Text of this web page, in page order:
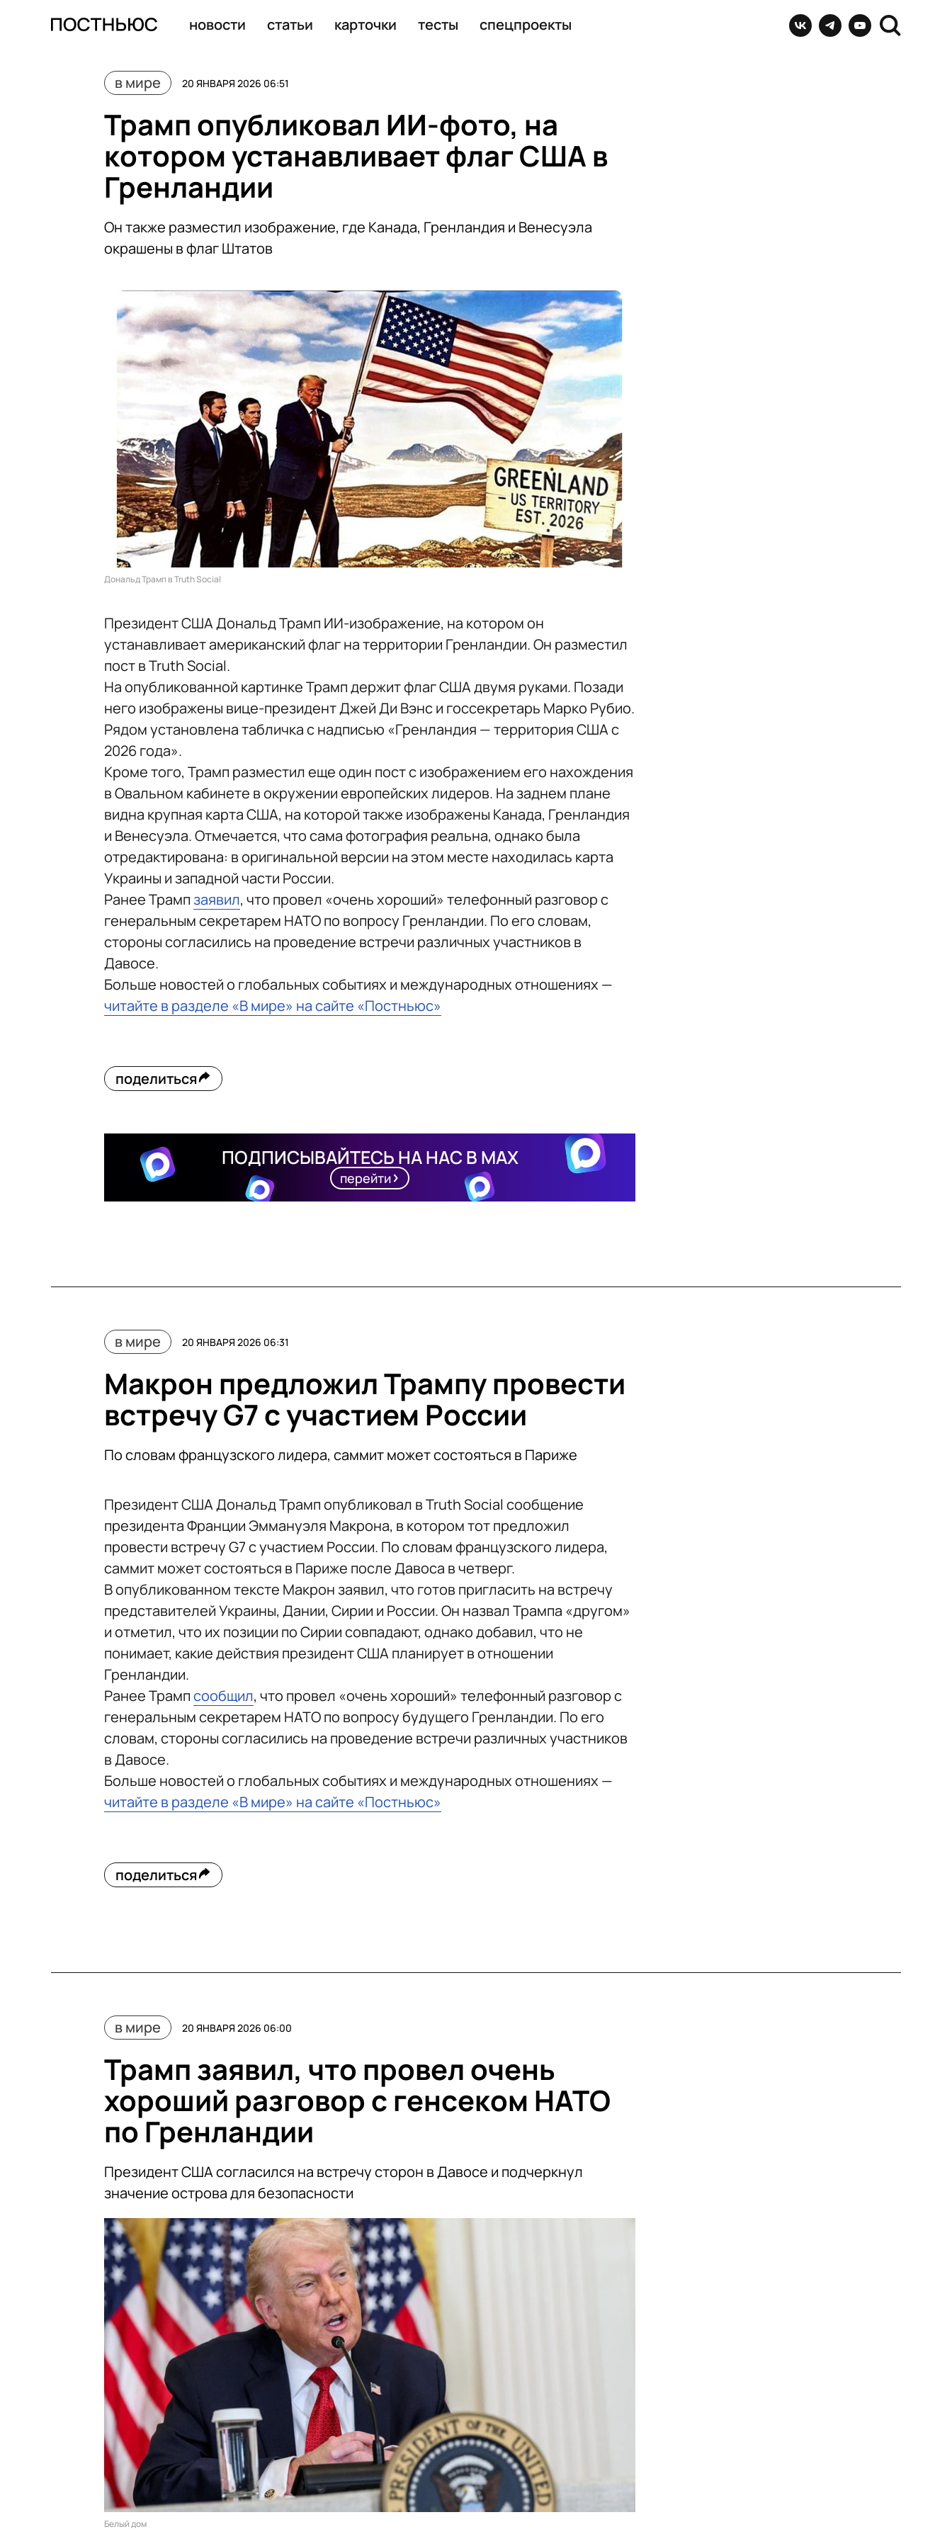
новости статьи карточки тесты спецпроекты
в мире 20 ЯНВАРЯ 2026 06:51
Трамп опубликовал ИИ-фото, на
котором устанавливает флаг США в
Гренландии
Он также разместил изображение, где Канада, Гренландия и Венесуэла
окрашены в флаг Штатов
Дональд Трамп в Truth Social
Президент США Дональд Трамп ИИ-изображение, на котором он
устанавливает американский флаг на территории Гренландии. Он разместил
пост в Truth Social.
На опубликованной картинке Трамп держит флаг США двумя руками. Позади
него изображены вице-президент Джей Ди Вэнс и госсекретарь Марко Рубио.
Рядом установлена табличка с надписью «Гренландия — территория США с
2026 года».
Кроме того, Трамп разместил еще один пост с изображением его нахождения
в Овальном кабинете в окружении европейских лидеров. На заднем плане
видна крупная карта США, на которой также изображены Канада, Гренландия
и Венесуэла. Отмечается, что сама фотография реальна, однако была
отредактирована: в оригинальной версии на этом месте находилась карта
Украины и западной части России.
Ранее Трампзаявил, что провел «очень хороший» телефонный разговор с
генеральным секретарем НАТО по вопросу Гренландии. По его словам,
стороны согласились на проведение встречи различных участников в
Давосе.
Больше новостей о глобальных событиях и международных отношениях —
читайте в разделе «В мире» на сайте «Постньюс»
поделиться
ПОДПИСЫВАЙТЕСЬ НА НАС В MAX
перейти
в мире 20 ЯНВАРЯ 2026 06:31
Макрон предложил Трампу провести
встречу G7 с участием России
По словам французского лидера, саммит может состояться в Париже
Президент США Дональд Трамп опубликовал в Truth Social сообщение
президента Франции Эммануэля Макрона, в котором тот предложил
провести встречу G7 с участием России. По словам французского лидера,
саммит может состояться в Париже после Давоса в четверг.
В опубликованном тексте Макрон заявил, что готов пригласить на встречу
представителей Украины, Дании, Сирии и России. Он назвал Трампа «другом»
и отметил, что их позиции по Сирии совпадают, однако добавил, что не
понимает, какие действия президент США планирует в отношении
Гренландии.
Ранее Трампсообщил, что провел «очень хороший» телефонный разговор с
генеральным секретарем НАТО по вопросу будущего Гренландии. По его
словам, стороны согласились на проведение встречи различных участников
в Давосе.
Больше новостей о глобальных событиях и международных отношениях —
читайте в разделе «В мире» на сайте «Постньюс»
поделиться
в мире 20 ЯНВАРЯ 2026 06:00
Трамп заявил, что провел очень
хороший разговор с генсеком НАТО
по Гренландии
Президент США согласился на встречу сторон в Давосе и подчеркнул
значение острова для безопасности
Белый дом